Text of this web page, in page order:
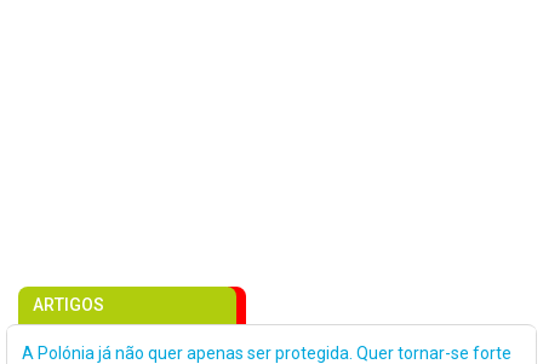
ARTIGOS
A Polónia já não quer apenas ser protegida. Quer tornar-se forte